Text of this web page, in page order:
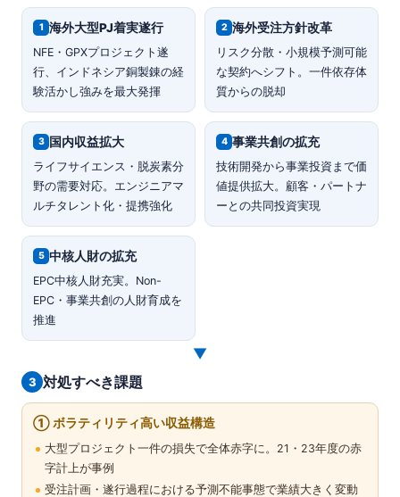
1 海外大型PJ着実遂行
NFE・GPXプロジェクト遂
行、インドネシア銅製錬の経
験活かし強みを最大発揮
2 海外受注方針改革
リスク分散・小規模予測可能
な契約へシフト。一件依存体
質からの脱却
3 国内収益拡大
ライフサイエンス・脱炭素分
野の需要対応。エンジニアマ
ルチタレント化・提携強化
4 事業共創の拡充
技術開発から事業投資まで価
値提供拡大。顧客・パートナ
ーとの共同投資実現
5 中核人財の拡充
EPC中核人財充実。Non-
EPC・事業共創の人財育成を
推進
▼
3 対処すべき課題
① ボラティリティ高い収益構造
大型プロジェクト一件の損失で全体赤字に。21・23年度の赤
字計上が事例
受注計画・遂行過程における予測不能事態で業績大きく変動